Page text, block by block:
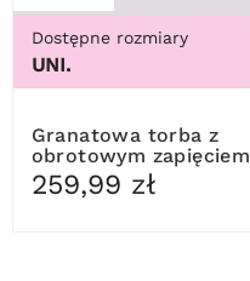
Dostępne rozmiary
UNI.
Granatowa torba z
obrotowym zapięciem
259,99 zł